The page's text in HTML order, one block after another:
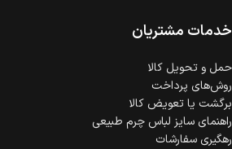
گارانتی معتبر برای تمامی محصولاتخدمات مشتریان
حمل‌ و تحویل کالا
روش‌های پرداخت
برگشت یا تعویض کالا
راهنمای سایز لباس چرم طبیعی
رهگیری سفارشات